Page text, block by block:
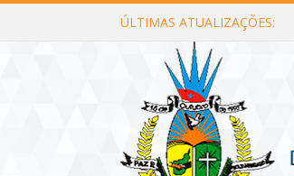
ÚLTIMAS ATUALIZAÇÕES: